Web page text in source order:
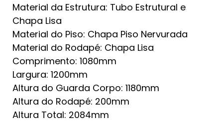
Material da Estrutura: Tubo Estrutural e
Chapa Lisa
Material do Piso: Chapa Piso Nervurada
Material do Rodapé: Chapa Lisa
Comprimento: 1080mm
Largura: 1200mm
Altura do Guarda Corpo: 1180mm
Altura do Rodapé: 200mm
Altura Total: 2084mm